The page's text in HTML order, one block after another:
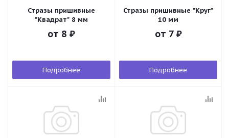
Стразы пришивные
"Квадрат" 8 мм
от 8 ₽
Подробнее
Стразы пришивные "Круг"
10 мм
от 7 ₽
Подробнее